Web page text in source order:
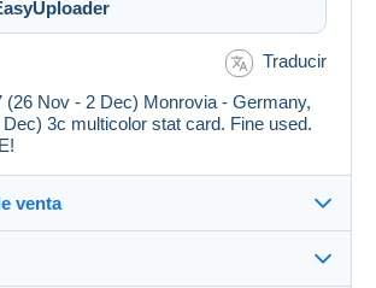
Traducir
(26 Nov - 2 Dec) Monrovia - Germany,
3c multicolor stat card. Fine used.
venta